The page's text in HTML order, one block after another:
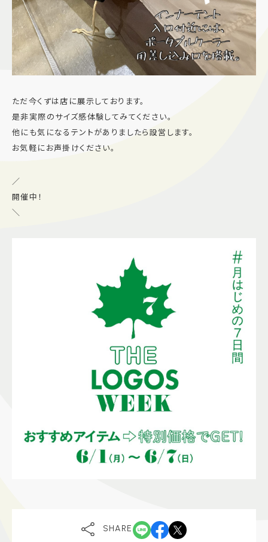
ただ今くずは店に展示しております。
是非実際のサイズ感体験してみてください。
他にも気になるテントがありましたら設営します。
お気軽にお声掛けください。
／
開催中！
＼
SHARE